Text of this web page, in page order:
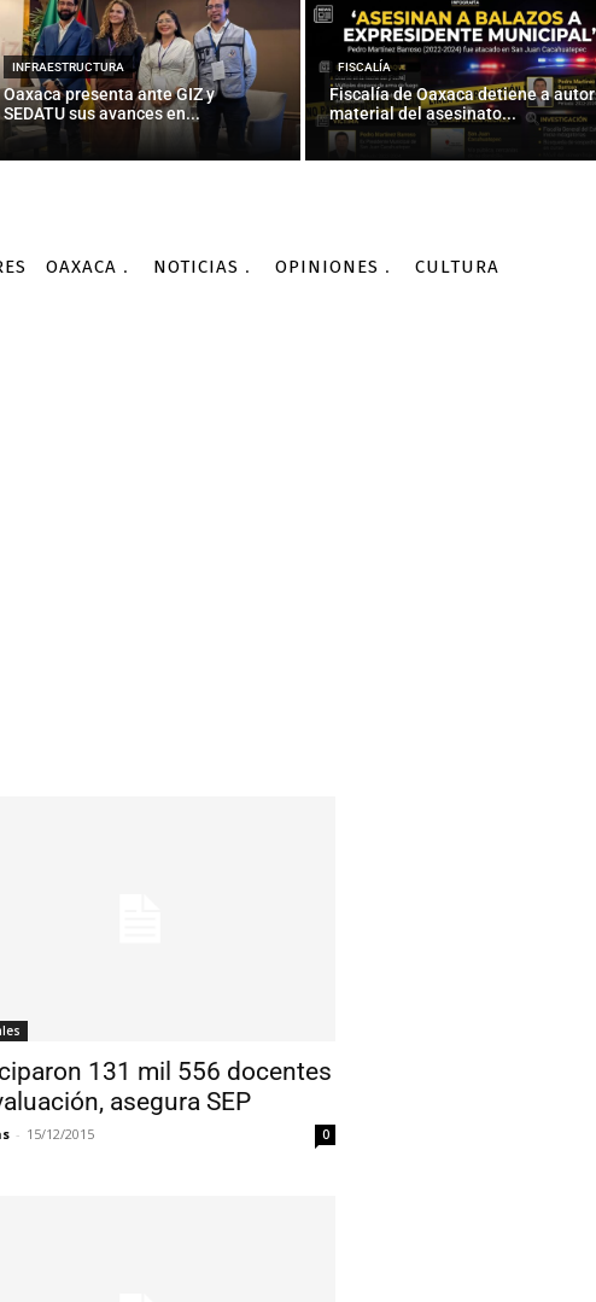
INFRAESTRUCTURA
Oaxaca presenta ante GIZ y
SEDATU sus avances en...
FISCALÍA
Fiscalía de Oaxaca detiene a autor
material del asesinato...
OAXACA NOTICIAS OPINIONES CULTURA
131 mil 556 docentes
asegura SEP
- 15/12/2015 0